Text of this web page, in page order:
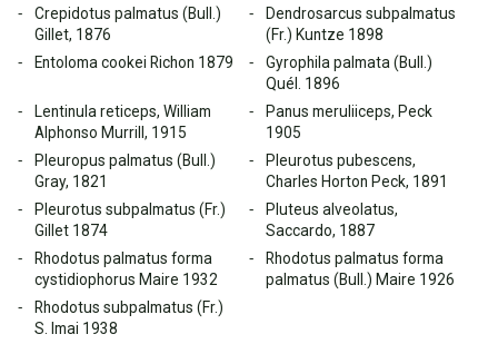
Crepidotus palmatus (Bull.)
Gillet, 1876
Dendrosarcus subpalmatus
(Fr.) Kuntze 1898
Entoloma cookei Richon 1879
Gyrophila palmata (Bull.)
Quél. 1896
Lentinula reticeps, William
Alphonso Murrill, 1915
Panus meruliiceps, Peck
1905
Pleuropus palmatus (Bull.)
Gray, 1821
Pleurotus pubescens,
Charles Horton Peck, 1891
Pleurotus subpalmatus (Fr.)
Gillet 1874
Pluteus alveolatus,
Saccardo, 1887
Rhodotus palmatus forma
cystidiophorus Maire 1932
Rhodotus palmatus forma
palmatus (Bull.) Maire 1926
Rhodotus subpalmatus (Fr.)
S. Imai 1938